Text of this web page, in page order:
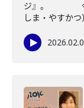
ジ』。 今週
しま・やすか